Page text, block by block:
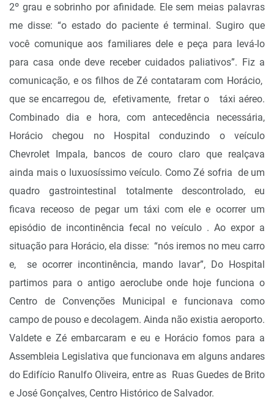
2º grau e sobrinho por afinidade. Ele sem meias palavras
me disse: “o estado do paciente é terminal. Sugiro que
você comunique aos familiares dele e peça para levá-lo
para casa onde deve receber cuidados paliativos”. Fiz a
comunicação, e os filhos de Zé contataram com Horácio,
que se encarregou de, efetivamente, fretar o táxi aéreo.
Combinado dia e hora, com antecedência necessária,
Horácio chegou no Hospital conduzindo o veículo
Chevrolet Impala, bancos de couro claro que realçava
ainda mais o luxuosíssimo veículo. Como Zé sofria de um
quadro gastrointestinal totalmente descontrolado, eu
ficava receoso de pegar um táxi com ele e ocorrer um
episódio de incontinência fecal no veículo . Ao expor a
situação para Horácio, ela disse: “nós iremos no meu carro
e, se ocorrer incontinência, mando lavar”, Do Hospital
partimos para o antigo aeroclube onde hoje funciona o
Centro de Convenções Municipal e funcionava como
campo de pouso e decolagem. Ainda não existia aeroporto.
Valdete e Zé embarcaram e eu e Horácio fomos para a
Assembleia Legislativa que funcionava em alguns andares
do Edifício Ranulfo Oliveira, entre as Ruas Guedes de Brito
e José Gonçalves, Centro Histórico de Salvador.